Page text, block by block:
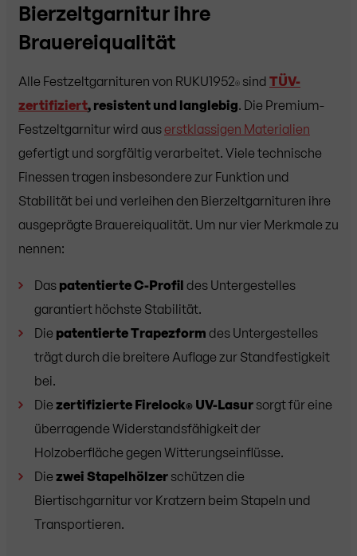
Bierzeltgarnitur ihre
Brauereiqualität
Alle Festzeltgarnituren von RUKU1952® sind TÜV-
zertifiziert, resistent und langlebig. Die Premium-
Festzeltgarnitur wird auserstklassigen Materialien
gefertigt und sorgfältig verarbeitet. Viele technische
Finessen tragen insbesondere zur Funktion und
Stabilität bei und verleihen den Bierzeltgarnituren ihre
ausgeprägte Brauereiqualität. Um nur vier Merkmale zu
nennen:
Das patentierte C-Profil des Untergestelles
garantiert höchste Stabilität.
Die patentierte Trapezform des Untergestelles
trägt durch die breitere Auflage zur Standfestigkeit
bei.
Die zertifizierte Firelock® UV-Lasur sorgt für eine
überragende Widerstandsfähigkeit der
Holzoberfläche gegen Witterungseinflüsse.
Die zwei Stapelhölzer schützen die
Biertischgarnitur vor Kratzern beim Stapeln und
Transportieren.